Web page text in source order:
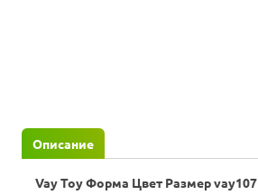
Описание
Vay Toy Форма Цвет Размер vay107